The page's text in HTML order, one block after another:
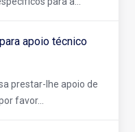
apoio técnico
prestar-lhe apoio de
favor...